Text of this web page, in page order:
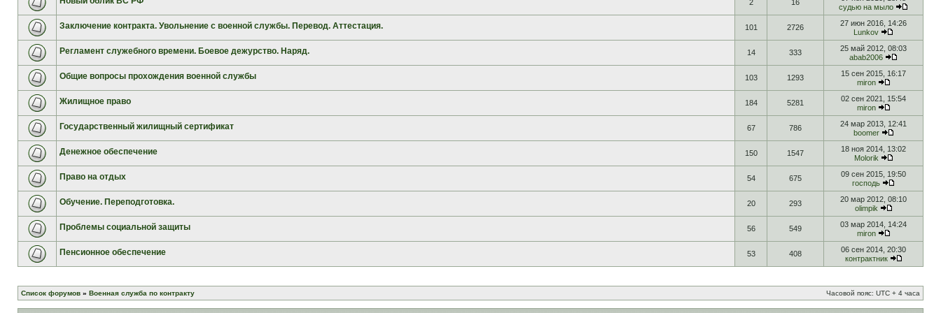
2 16
судью на мыло
Заключение контракта. Увольнение с военной службы. Перевод. Аттестация. 101 2726
27 июн 2016, 14:26
Lunkov
Регламент служебного времени. Боевое дежурство. Наряд. 14 333
25 май 2012, 08:03
abab2006
Общие вопросы прохождения военной службы 103 1293
15 сен 2015, 16:17
miron
Жилищное право 184 5281
02 сен 2021, 15:54
miron
Государственный жилищный сертификат 67 786
24 мар 2013, 12:41
boomer
Денежное обеспечение 150 1547
18 ноя 2014, 13:02
Molorik
Право на отдых 54 675
09 сен 2015, 19:50
господь
Обучение. Переподготовка. 20 293
20 мар 2012, 08:10
olimpik
Проблемы социальной защиты 56 549
03 мар 2014, 14:24
miron
Пенсионное обеспечение 53 408
06 сен 2014, 20:30
контрактник
Список форумов » Военная служба по контракту Часовой пояс: UTC + 4 часа